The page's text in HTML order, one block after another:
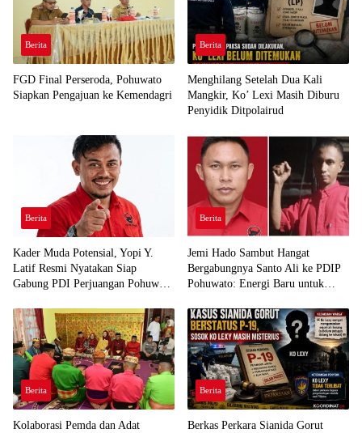
Berita
FGD Final Perseroda, Pohuwato
Siapkan Pengajuan ke Kemendagri
Berita
Menghilang Setelah Dua Kali
Mangkir, Ko’ Lexi Masih Diburu
Penyidik Ditpolairud
Berita
Kader Muda Potensial, Yopi Y.
Latif Resmi Nyatakan Siap
Gabung PDI Perjuangan Pohuwato
Berita
Jemi Hado Sambut Hangat
Bergabungnya Santo Ali ke PDIP
Pohuwato: Energi Baru untuk
Berita
Kolaborasi Pemda dan Adat
Berita
Berkas Perkara Sianida Gorut